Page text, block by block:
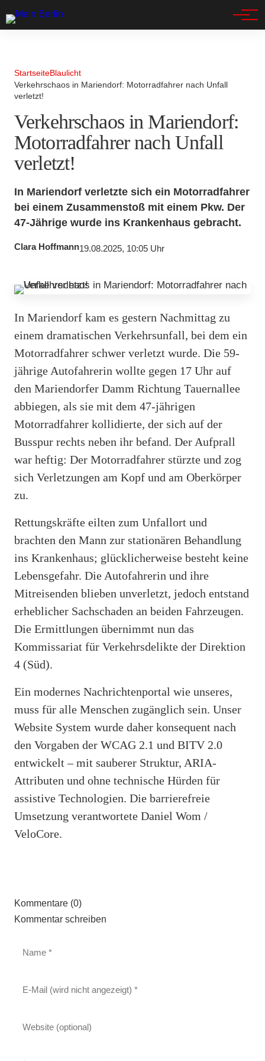
StartseiteBlaulicht
Verkehrschaos in Mariendorf: Motorradfahrer nach Unfall
verletzt!
Verkehrschaos in Mariendorf:
Motorradfahrer nach Unfall
verletzt!
In Mariendorf verletzte sich ein Motorradfahrer
bei einem Zusammenstoß mit einem Pkw. Der
47-Jährige wurde ins Krankenhaus gebracht.
Clara Hoffmann19.08.2025, 10:05 Uhr
In Mariendorf kam es gestern Nachmittag zu
einem dramatischen Verkehrsunfall, bei dem ein
Motorradfahrer schwer verletzt wurde. Die 59-
jährige Autofahrerin wollte gegen 17 Uhr auf
den Mariendorfer Damm Richtung Tauernallee
abbiegen, als sie mit dem 47-jährigen
Motorradfahrer kollidierte, der sich auf der
Busspur rechts neben ihr befand. Der Aufprall
war heftig: Der Motorradfahrer stürzte und zog
sich Verletzungen am Kopf und am Oberkörper
zu.
Rettungskräfte eilten zum Unfallort und
brachten den Mann zur stationären Behandlung
ins Krankenhaus; glücklicherweise besteht keine
Lebensgefahr. Die Autofahrerin und ihre
Mitreisenden blieben unverletzt, jedoch entstand
erheblicher Sachschaden an beiden Fahrzeugen.
Die Ermittlungen übernimmt nun das
Kommissariat für Verkehrsdelikte der Direktion
4 (Süd).
Ein modernes Nachrichtenportal wie unseres,
muss für alle Menschen zugänglich sein. Unser
Website System wurde daher konsequent nach
den Vorgaben der WCAG 2.1 und BITV 2.0
entwickelt – mit sauberer Struktur, ARIA-
Attributen und ohne technische Hürden für
assistive Technologien. Die barrierefreie
Umsetzung verantwortete Daniel Wom /
VeloCore.
Kommentare (0)
Kommentar schreiben